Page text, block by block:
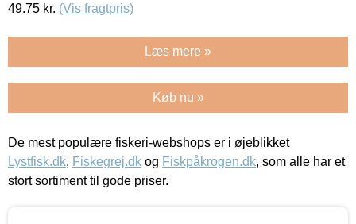
49.75 kr. (Vis fragtpris)
Læs mere »
Køb nu »
De mest populære fiskeri-webshops er i øjeblikket
Lystfisk.dk, Fiskegrej.dk og Fiskpåkrogen.dk, som alle har et
stort sortiment til gode priser.